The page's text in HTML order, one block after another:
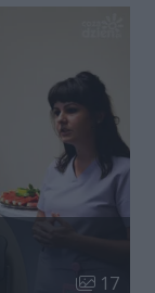
Liczba
17